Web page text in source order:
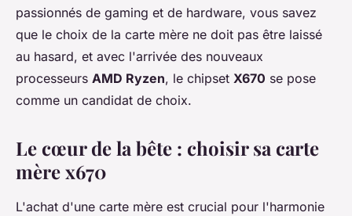
passionnés de gaming et de hardware, vous savez
que le choix de la carte mère ne doit pas être laissé
au hasard, et avec l'arrivée des nouveaux
processeurs AMD Ryzen, le chipset X670 se pose
comme un candidat de choix.
Le cœur de la bête : choisir sa carte
mère x670
L'achat d'une carte mère est crucial pour l'harmonie